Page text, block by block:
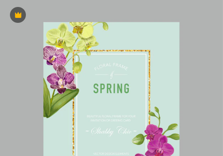
Премиум